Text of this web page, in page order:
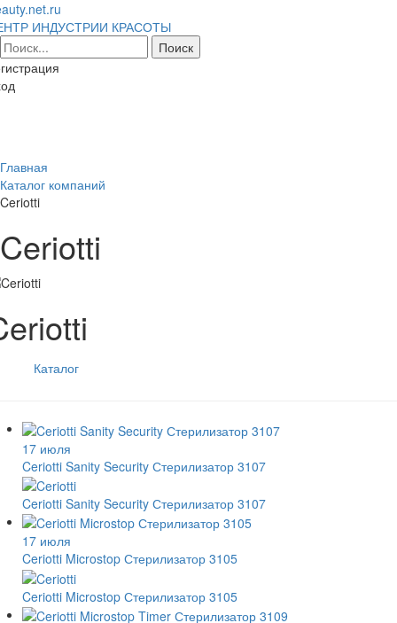
ИНДУСТРИИ КРАСОТЫ
Главная
Каталог компаний
Ceriotti
Ceriotti
Каталог
17 июля
Ceriotti Sanity Security Стерилизатор 3107
Ceriotti Sanity Security Стерилизатор 3107
17 июля
Ceriotti Microstop Стерилизатор 3105
Ceriotti Microstop Стерилизатор 3105